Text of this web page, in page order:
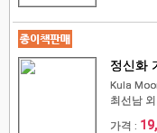
정신화
Kula
최선남
가격 :